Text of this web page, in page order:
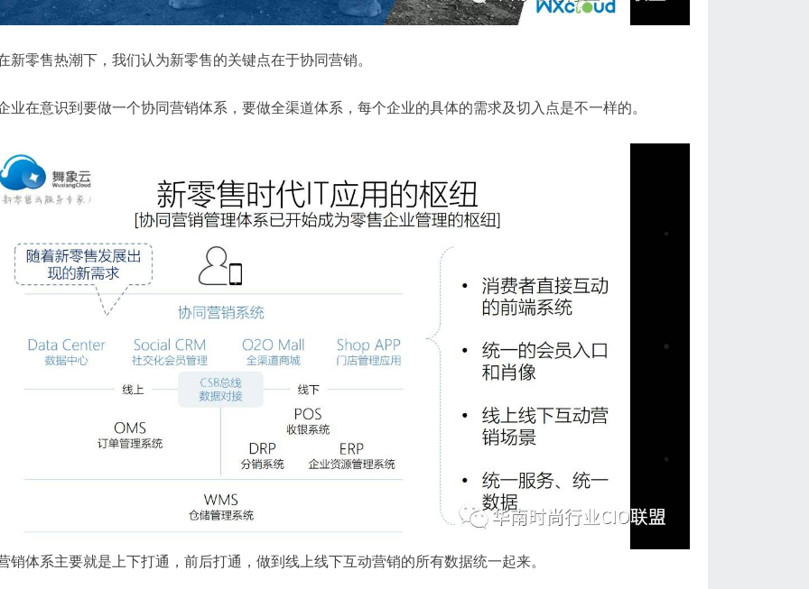
新零售热潮下，我们认为新零售的关键点在于协同营销。
业在意识到要做一个协同营销体系，要做全渠道体系，每个企业的具体的需求及切入点是不一样的。
销体系主要就是上下打通，前后打通，做到线上线下互动营销的所有数据统一起来。